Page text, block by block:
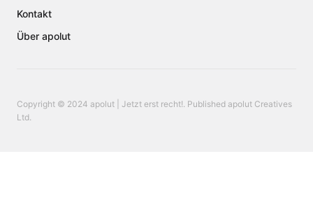
Kontakt
Über apolut
Copyright © 2024 apolut | Jetzt erst recht!. Published apolut Creatives
Ltd.